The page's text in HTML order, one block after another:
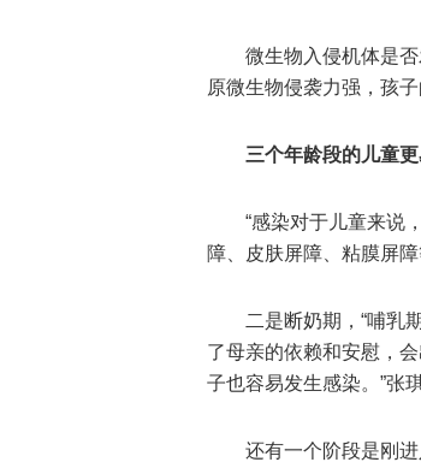
微生物入侵机体是
原微生物侵袭力强，孩
三个年龄段的儿童
“感染对于儿童来说
障、皮肤屏障、粘膜屏
二是断奶期，“哺乳
了母亲的依赖和安慰，
子也容易发生感染。”张
还有一个阶段是刚